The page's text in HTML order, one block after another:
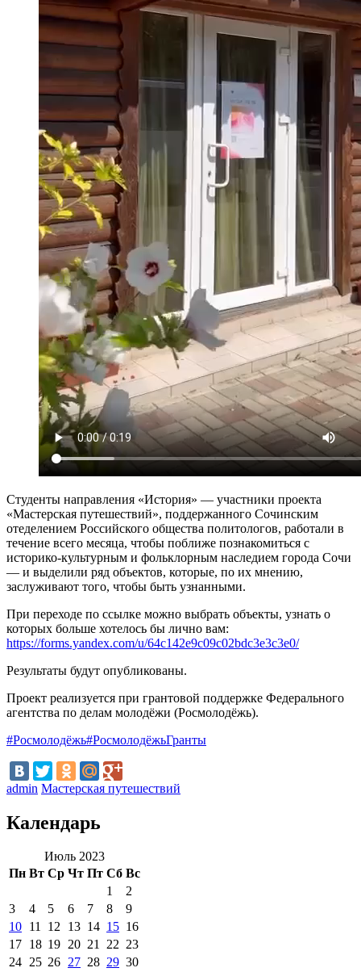
Студенты направления «История» — участники проекта
«Мастерская путешествий», поддержанного Сочинским
отеделением Российского общества политологов, работали в
течение всего месяца, чтобы поближе познакомиться с
историко-культурным и фольклорным наследием города Сочи
— и выделили ряд объектов, которые, по их мнению,
заслуживают того, чтобы быть узнанными.
При переходе по ссылке можно выбрать объекты, узнать о
которых больше хотелось бы лично вам:
https://forms.yandex.com/u/64c142e9c09c02bdc3e3c3e0/
Результаты будут опубликованы.
Проект реализуется при грантовой поддержке Федерального
агентства по делам молодёжи (Росмолодёжь).
#Росмолодёжь#РосмолодёжьГранты
admin Мастерская путешествий
Календарь
Июль 2023
Пн Вт Ср Чт Пт Сб Вс
1
2
3
4 5 6 7 8
9
10 11 12 13 14 15 16
17 18 19 20 21 22 23
24 25 26 27 28 29 30